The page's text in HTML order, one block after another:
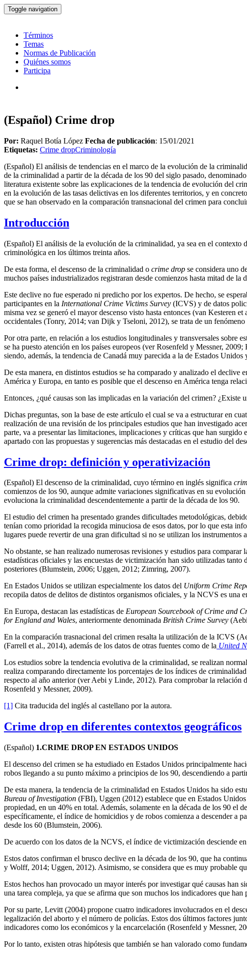
Toggle navigation
Términos
Temas
Normas de Publicación
Quiénes somos
Participa
(Español) Crime drop
Por: Raquel Botía López Fecha de publicación: 15/01/2021
Etiquetas: Crime dropCriminología
(Español) El análisis de tendencias en el marco de la evolución de la
de la criminalidad a partir de la década de los 90 del siglo pasado, denominado
literatura existente sobre las explicaciones de la tendencia de evolución del
en la evolución de las tasas delictivas en los diferentes territorios, y en
que se han observado en la comparación transnacional del crimen para
Introducción
(Español) El análisis de la evolución de la criminalidad, ya sea en el
criminológica en los últimos treinta años.
De esta forma, el descenso de la criminalidad o crime drop se considera uno
muchos países industrializados registraran desde comienzos hasta mitad de
Este declive no fue esperado ni predicho por los expertos. De hecho, se
participantes en la International Crime Victims Survey (ICVS) y de datos
misma vez se generó el mayor descenso visto hasta entonces (van Kesteren
occidentales (Tonry, 2014; van Dijk y Tseloni, 2012), se trata de un
Por otra parte, en relación a los estudios longitudinales y transversales sobre
se ha puesto atención en los países europeos (ver Rosenfeld y Messner,
siendo, además, la tendencia de Canadá muy parecida a la de Estados
De esta manera, en distintos estudios se ha comparado y analizado el declive
América y Europa, en tanto es posible que el descenso en América tenga
Entonces, ¿qué causas son las implicadas en la variación del crimen?
Dichas preguntas, son la base de este artículo el cual se va a estructurar en
realización de una revisión de los principales estudios que han investigado
parte, va a presentar las limitaciones, implicaciones y críticas que han
apartado con las propuestas y sugerencias más destacadas en el estudio del
Crime drop: definición y operativización
(Español) El descenso de la criminalidad, cuyo término en inglés significa
comienzos de los 90, aunque admite variaciones significativas en su
evoluciona la criminalidad descendentemente a partir de la década de los 90.
El estudio del crimen ha presentado grandes dificultades metodológicas,
tenían como prioridad la recogida minuciosa de esos datos, por lo que esta
lugares puede revertir de una gran dificultad si no se utilizan los instrumentos
No obstante, se han realizado numerosas revisiones y estudios para
estadísticas oficiales y las encuestas de victimización han sido utilizadas
posteriores (Blumstein, 2006; Uggen, 2012; Zimring, 2007).
En Estados Unidos se utilizan especialmente los datos del Uniform Crime
recopila datos de delitos de distintos organismos oficiales, y la NCVS es
En Europa, destacan las estadísticas de European Sourcebook of Crime and
for England and Wales, anteriormente denominada British Crime Survey
En la comparación trasnacional del crimen resalta la utilización de la ICVS
(Farrell et al., 2014), además de los datos de otras fuentes como de la United
Los estudios sobre la tendencia evolutiva de la criminalidad, se realizan
realiza comparando directamente los porcentajes de los índices de
respecto al año anterior (ver Aebi y Linde, 2012). Para comprobar la
Rosenfeld y Messner, 2009).
[1] Cita traducida del inglés al castellano por la autora.
Crime drop en diferentes contextos geográficos
(Español) 1.CRIME DROP EN ESTADOS UNIDOS
El descenso del crimen se ha estudiado en Estados Unidos principalmente
robos llegando a su punto máximo a principios de los 90, descendiendo a
De esta manera, la tendencia de la criminalidad en Estados Unidos ha sido
Bureau of Investigation (FBI), Uggen (2012) establece que en Estados
propiedad, en un 40% en total. Además, solamente en la década de los 90 el
específicamente, el índice de homicidios y de robos comienza a descender a
desde los 60 (Blumstein, 2006).
De acuerdo con los datos de la NCVS, el índice de victimización desciende
Estos datos confirman el brusco declive en la década de los 90, que ha
y Wolff, 2014; Uggen, 2012). Asimismo, se considera que es muy probable
Estos hechos han provocado un mayor interés por investigar qué causas han
una tarea compleja, ya que se afirma que son muchos los indicadores que
Por su parte, Levitt (2004) propone cuatro indicadores involucrados en el
legalización del aborto y el número de policías. Estos dos últimos factores
indicadores como los económicos y la encarcelación (Rosenfeld y Messner,
Por lo tanto, existen otras hipótesis que también se han valorado como